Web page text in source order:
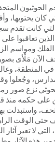
2019، اقتحم
كان يحتويها،
كانت تقدم
تعاقبوا
ومواسم
الآن مَلْأى
المنطقة،
وجُعلوا
نزع صور
على حكمه منذ
واستبدلت
حتى الوقت
لا تعير